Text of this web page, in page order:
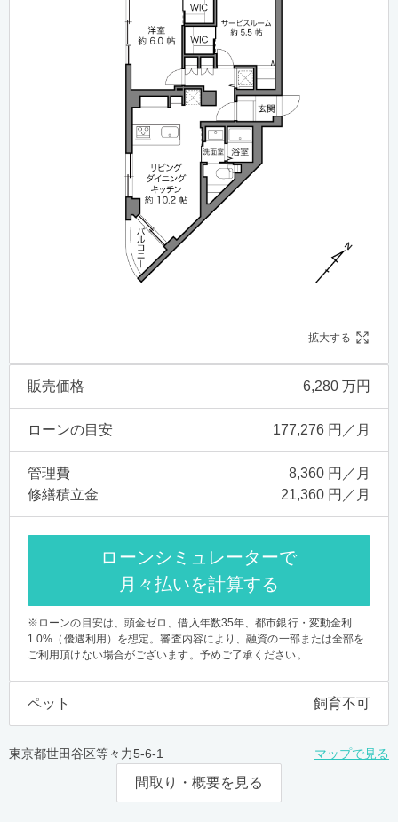
拡大する
販売価格 6,280 万円
ローンの目安 177,276 円／月
管理費
8,360 円／月
修繕積立金
21,360 円／月
ローンシミュレーターで
月々払いを計算する
※ローンの目安は、頭金ゼロ、借入年数35年、都市銀行・変動金利
1.0%（優遇利用）を想定。審査内容により、融資の一部または全部を
ご利用頂けない場合がございます。予めご了承ください。
ペット 飼育不可
東京都世田谷区等々力5-6-1 マップで見る
間取り・概要を見る